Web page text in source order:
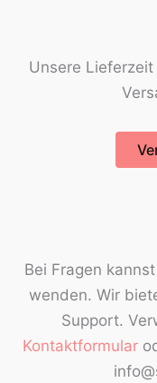
Unsere
Bei Fragen
wenden. Wir
Support.
Kontaktformular